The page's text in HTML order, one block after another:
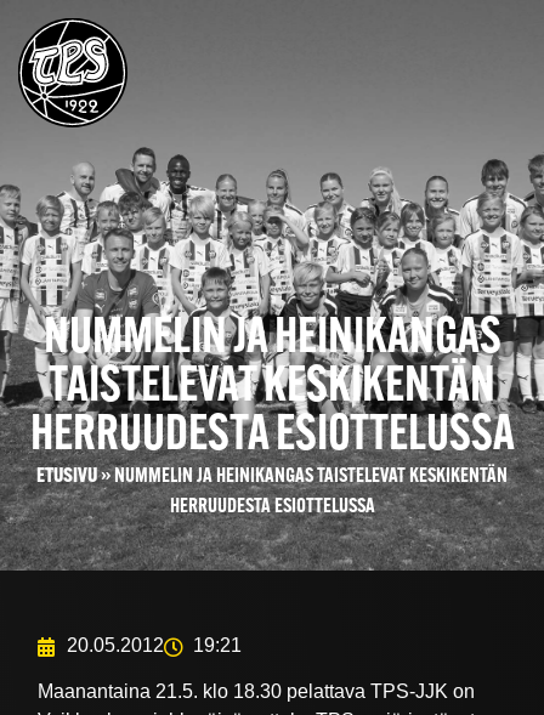
NUMMELIN JA HEINIKANGAS
TAISTELEVAT KESKIKENTÄN
HERRUUDESTA ESIOTTELUSSA
ETUSIVU»NUMMELIN JA HEINIKANGAS TAISTELEVAT KESKIKENTÄN
HERRUUDESTA ESIOTTELUSSA
20.05.2012 19:21
Maanantaina 21.5. klo 18.30 pelattava TPS-JJK on